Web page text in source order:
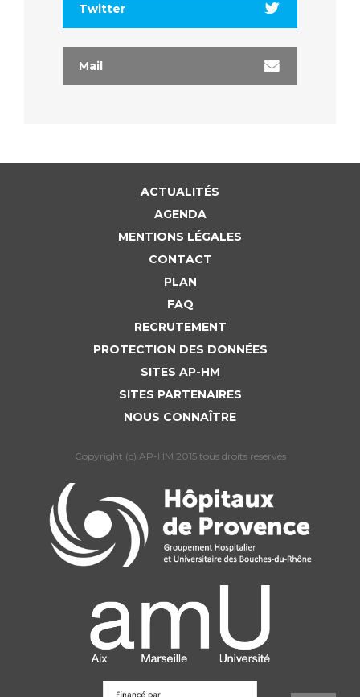
Twitter
Mail
ACTUALITÉS
AGENDA
MENTIONS LÉGALES
CONTACT
PLAN
FAQ
RECRUTEMENT
PROTECTION DES DONNÉES
SITES AP-HM
SITES PARTENAIRES
NOUS CONNAÎTRE
Copyright (c) AP-HM 2015 tous droits reservés